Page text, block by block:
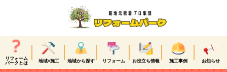
リフォーム
パークとは
地域×施工 地域から探す リフォーム お役立ち情報 施工事例 お知らせ